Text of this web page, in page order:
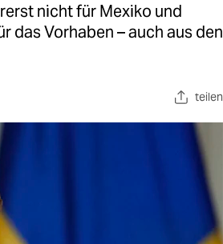
nicht für Mexiko und
das Vorhaben – auch aus den
teilen